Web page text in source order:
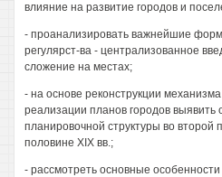
влияние на развитие городов и
- проанализировать важнейшие
регулярст-ва - централизованное
сложение на местах;
- на основе реконструкции
реализации планов городов
планировочной структуры во
половине XIX вв.;
- рассмотреть основные